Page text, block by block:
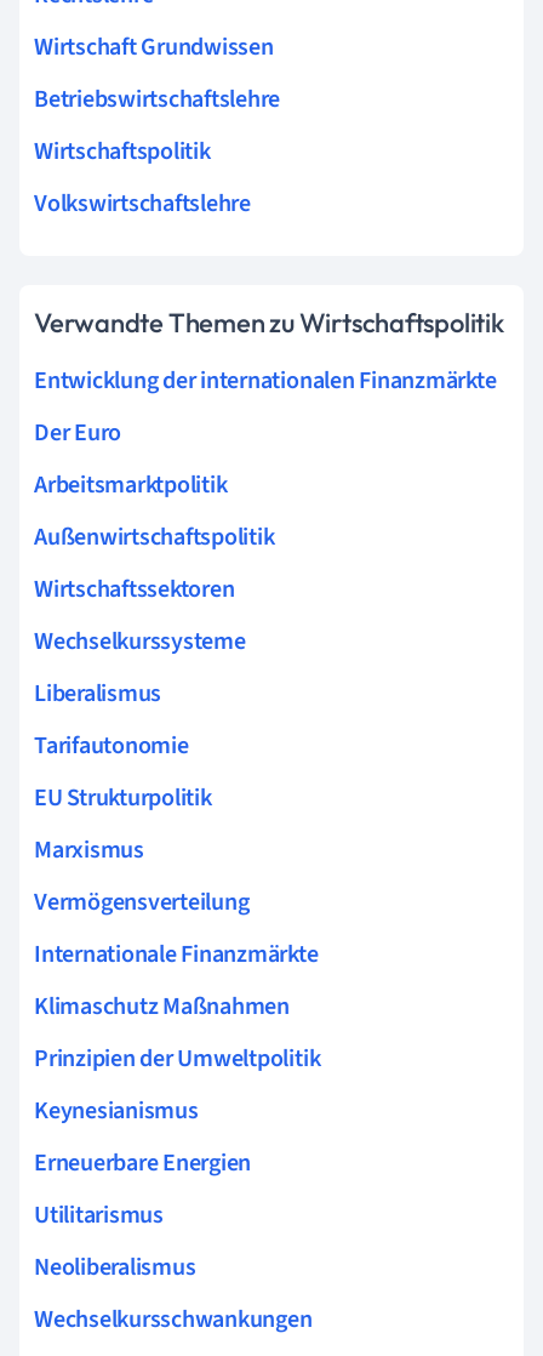
Wirtschaft Grundwissen
Betriebswirtschaftslehre
Wirtschaftspolitik
Volkswirtschaftslehre
Verwandte Themen zu Wirtschaftspolitik
Entwicklung der internationalen Finanzmärkte
Der Euro
Arbeitsmarktpolitik
Außenwirtschaftspolitik
Wirtschaftssektoren
Wechselkurssysteme
Liberalismus
Tarifautonomie
EU Strukturpolitik
Marxismus
Vermögensverteilung
Internationale Finanzmärkte
Klimaschutz Maßnahmen
Prinzipien der Umweltpolitik
Keynesianismus
Erneuerbare Energien
Utilitarismus
Neoliberalismus
Wechselkursschwankungen